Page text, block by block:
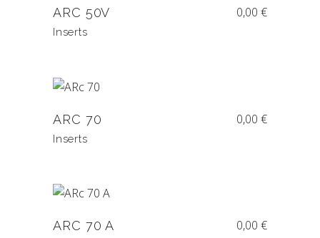
ARC 50V 0,00 €
Inserts
ARC 70 0,00 €
Inserts
ARC 70 A 0,00 €